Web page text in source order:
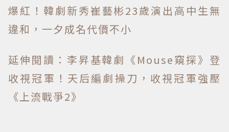
爆紅！韓劇新秀崔藝彬23歲演出高中生無
違和，一夕成名代價不小
延伸閱讀：李昇基韓劇《Mouse窺探》登
收視冠軍！天后編劇操刀，收視冠軍強壓
《上流戰爭2》